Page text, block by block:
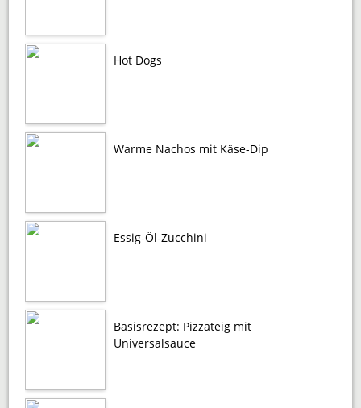
Hot Dogs
Warme Nachos mit Käse-Dip
Essig-Öl-Zucchini
Basisrezept: Pizzateig mit
Universalsauce